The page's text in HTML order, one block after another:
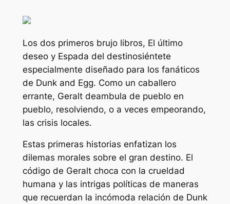
Los dos primeros brujo libros, El último
deseoy Espada del destinosiéntete
especialmente diseñado para los fanáticos
de Dunk and Egg. Como un caballero
errante, Geralt deambula de pueblo en
pueblo, resolviendo, o a veces empeorando,
las crisis locales.
Estas primeras historias enfatizan los
dilemas morales sobre el gran destino. El
código de Geralt choca con la crueldad
humana y las intrigas políticas de maneras
que recuerdan la incómoda relación de Dunk